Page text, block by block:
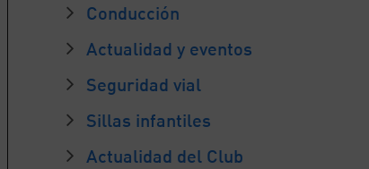
Conducción
Actualidad y eventos
Seguridad vial
Sillas infantiles
Actualidad del Club